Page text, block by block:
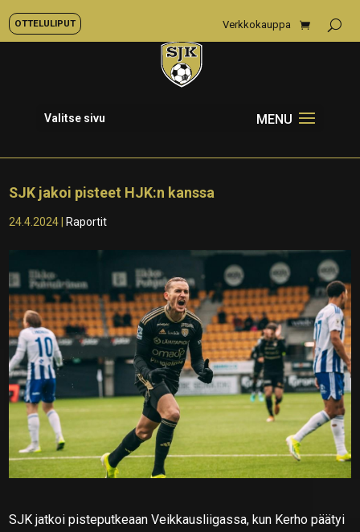
OTTELULIPUT Verkkokauppa
Valitse sivu
SJK jakoi pisteet HJK:n kanssa
24.4.2024 Raportit
SJK jatkoi pisteputkeaan Veikkausliigassa, kun Kerho päätyi